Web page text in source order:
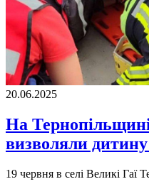
20.06.2025
На
визволяли дитину
19 червня в селі Великі Гаї